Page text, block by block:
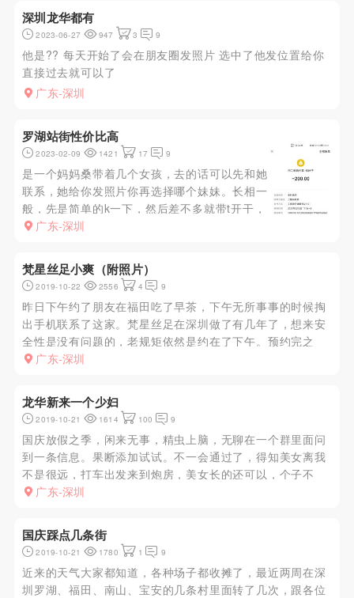
去，直接上手轻轻的抚...
深圳龙华都有
2023-06-27 947 3 9
他是?? 每天开始了会在朋友圈发照片 选中了他发位置给你
直接过去就可以了
广东-深圳
罗湖站街性价比高
2023-02-09 1421 17 9
是一个妈妈桑带着几个女孩，去的话可以先和她
联系，她给你发照片你再选择哪个妹妹。长相一
般，先是简单的k一下，然后差不多就带t开干，
过程近20分钟交货。性价比很高，泄火的可以
广东-深圳
梵星丝足小爽（附照片）
2019-10-22 2556 4 9
昨日下午约了朋友在福田吃了早茶，下午无所事事的时候掏
出手机联系了这家。梵星丝足在深圳做了有几年了，想来安
全性是没有问题的，老规矩依然是约在了下午。预约完之
后，根据电话遥控进入了居民楼。房间是一套复式的两层。
一个小手包就回来了。...
广东-深圳
龙华新来一个少妇
2019-10-21 1614 100 9
国庆放假之季，闲来无事，精虫上脑，无聊在一个群里面问
到一条信息。果断添加试试。不一会通过了，得知美女离我
不是很远，打车出发来到炮房，美女长的还可以，个子不
高，一米五几的样子，主要看起来还很年轻可爱的样子，见
我洗澡，洗叽叽，插干水...
广东-深圳
国庆踩点几条街
2019-10-21 1780 1 9
近来的天气大家都知道，各种场子都收摊了，最近两周在深
圳罗湖、福田、南山、宝安的几条村里面转了几次，跟各位